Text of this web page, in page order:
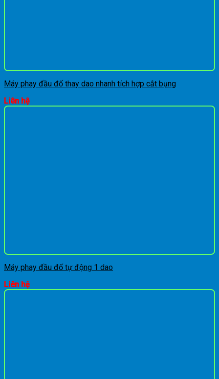
Máy phay đầu đố thay dao nhanh tích hợp cắt bụng
Liên hệ
Máy phay đầu đố tự động 1 dao
Liên hệ